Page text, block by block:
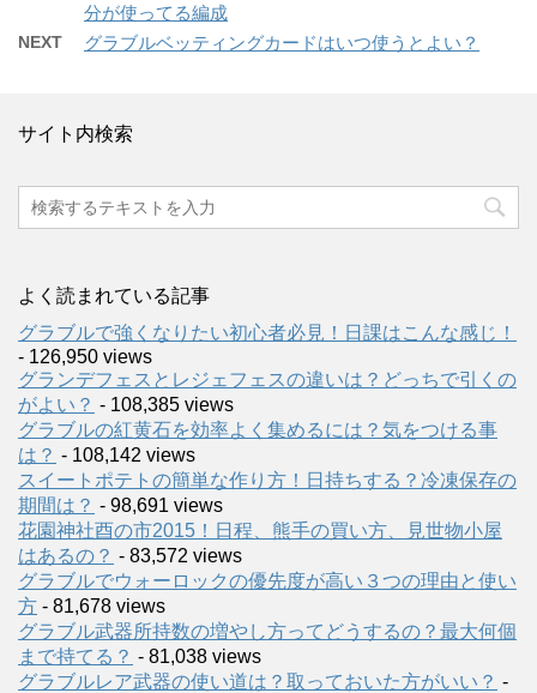
分が使ってる編成
NEXT グラブルベッティングカードはいつ使うとよい？
サイト内検索
よく読まれている記事
グラブルで強くなりたい初心者必見！日課はこんな感じ！
- 126,950 views
グランデフェスとレジェフェスの違いは？どっちで引くの
がよい？ - 108,385 views
グラブルの紅黄石を効率よく集めるには？気をつける事
は？ - 108,142 views
スイートポテトの簡単な作り方！日持ちする？冷凍保存の
期間は？ - 98,691 views
花園神社酉の市2015！日程、熊手の買い方、見世物小屋
はあるの？ - 83,572 views
グラブルでウォーロックの優先度が高い３つの理由と使い
方 - 81,678 views
グラブル武器所持数の増やし方ってどうするの？最大何個
まで持てる？ - 81,038 views
グラブルレア武器の使い道は？取っておいた方がいい？ -